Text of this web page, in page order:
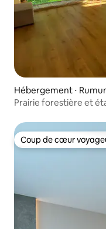
Hébergement ⋅
Prairie forestière et
Coup de cœur
Coup de cœur